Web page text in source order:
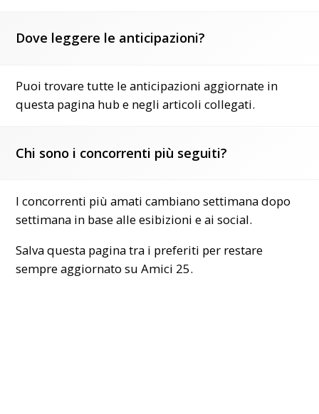
Dove leggere le anticipazioni?
Puoi trovare tutte le anticipazioni aggiornate in
questa pagina hub e negli articoli collegati.
Chi sono i concorrenti più seguiti?
I concorrenti più amati cambiano settimana dopo
settimana in base alle esibizioni e ai social.
Salva questa pagina tra i preferiti per restare
sempre aggiornato su Amici 25.